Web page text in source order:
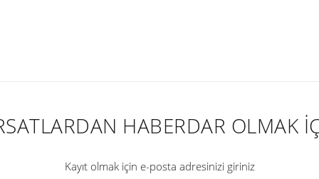
HABERDAR OLMAK